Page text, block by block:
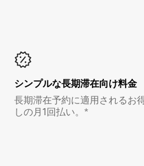
シンプルな長期滞在向け料金
長期滞在予約に適用されるお
しの月1回払い。*